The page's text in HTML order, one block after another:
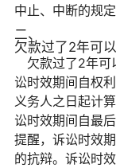
中止、中断的规定
二、
欠款过了2年可
欠款过了2年可
讼时效期间自权
义务人之日起计
讼时效期间自最
提醒，诉讼时效
的抗辩。诉讼时